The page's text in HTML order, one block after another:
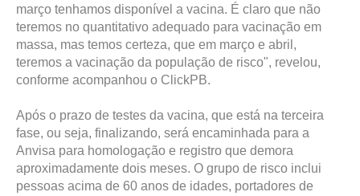
março tenhamos disponível a vacina. É claro que não
teremos no quantitativo adequado para vacinação em
massa, mas temos certeza, que em março e abril,
teremos a vacinação da população de risco", revelou,
conforme acompanhou o ClickPB.
Após o prazo de testes da vacina, que está na terceira
fase, ou seja, finalizando, será encaminhada para a
Anvisa para homologação e registro que demora
aproximadamente dois meses. O grupo de risco inclui
pessoas acima de 60 anos de idades, portadores de